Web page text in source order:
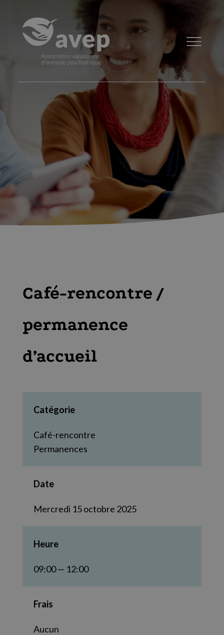
Café-rencontre /
permanence
d’accueil
Catégorie
Café-rencontre
Permanences
Date
Mercredi 15 octobre 2025
Heure
09:00 — 12:00
Frais
Aucun